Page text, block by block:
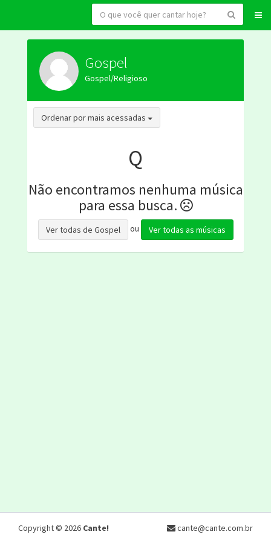
Gospel
Gospel/Religioso
Ordenar por mais acessadas Toggle Dropdown
Q
Não encontramos nenhuma música
para essa busca.
Ver todas de Gospel ou Ver todas as músicas
Copyright © 2026 Cante! cante@cante.com.br